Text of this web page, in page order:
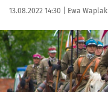
Data publikacji:
13.08.2022 14:30 | Autor:
Ewa Waplak
Kliknij, aby powiększyć